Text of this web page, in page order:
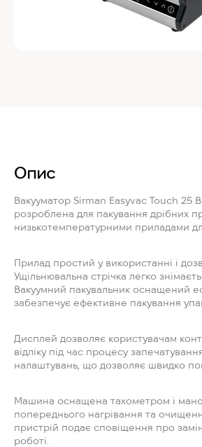
Опис
Вакууматор Sirman Easyvac Touch 25
розроблена для пакування дрібних
низькотемпературними приладами
Прилад простий у використанні і
Ущільнювальна стрічка легко
Вакуумний пакувальник оснащений
забезпечує ефективне пакування
Дисплей дозволяє користувачам
відліку під час процесу
налаштувань, що дозволяє швидко
Машина оснащена тахометром і
попереднього нагрівання та
пристрій подає сповіщення про
роботі.